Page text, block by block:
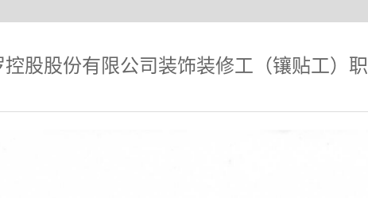
股股份有限公司装饰装修工（镶贴工）